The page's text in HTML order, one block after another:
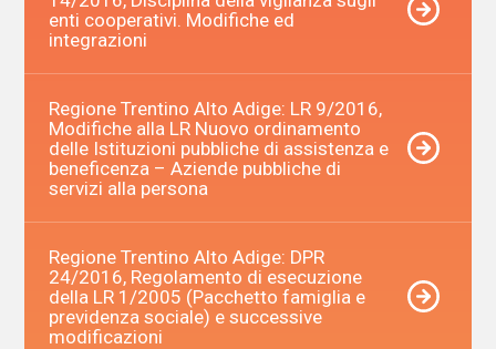
enti cooperativi. Modifiche ed
integrazioni
Regione Trentino Alto Adige: LR 9/2016,
Modifiche alla LR Nuovo ordinamento
delle Istituzioni pubbliche di assistenza e
beneficenza – Aziende pubbliche di
servizi alla persona
Regione Trentino Alto Adige: DPR
24/2016, Regolamento di esecuzione
della LR 1/2005 (Pacchetto famiglia e
previdenza sociale) e successive
modificazioni